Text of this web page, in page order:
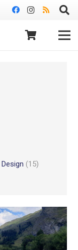
(15)